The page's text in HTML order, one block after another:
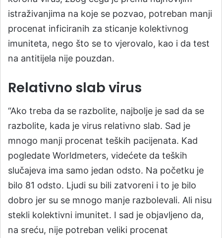
istraživanjima na koje se pozvao, potreban manji
procenat inficiranih za sticanje kolektivnog
imuniteta, nego što se to vjerovalo, kao i da test
na antitijela nije pouzdan.
Relativno slab virus
“Ako treba da se razbolite, najbolje je sad da se
razbolite, kada je virus relativno slab. Sad je
mnogo manji procenat teških pacijenata. Kad
pogledate Worldmeters, videćete da teških
slučajeva ima samo jedan odsto. Na početku je
bilo 81 odsto. Ljudi su bili zatvoreni i to je bilo
dobro jer su se mnogo manje razbolevali. Ali nisu
stekli kolektivni imunitet. I sad je objavljeno da,
na sreću, nije potreban veliki procenat